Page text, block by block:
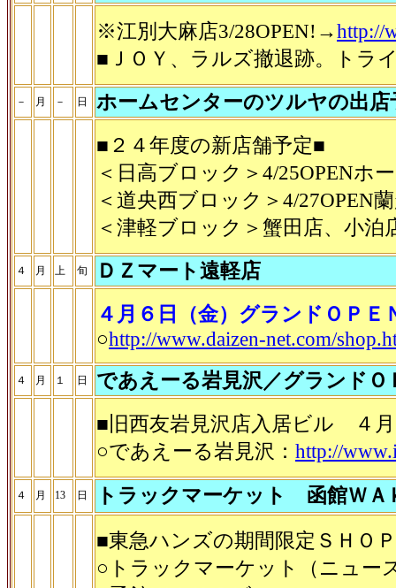
※江別大麻店3/28OPEN!→http://
■ＪＯＹ、ラルズ撤退跡。トラ
－ 月 － 日
ホームセンターのツルヤの出店
■２４年度の新店舗予定■
＜日高ブロック＞4/25OPENホ
＜道央西ブロック＞4/27OPEN
＜津軽ブロック＞蟹田店、小泊
４ 月 上 旬
ＤＺマート遠軽店
４月６日（金）グランドＯＰＥ
○http://www.daizen-net.com/
４ 月 １ 日
であえーる岩見沢／グランドＯ
■旧西友岩見沢店入居ビル ４
○であえーる岩見沢： http://
４ 月 13 日 トラックマーケット 函館ＷＡ
■東急ハンズの期間限定ＳＨＯ
○トラックマーケット（ニュー